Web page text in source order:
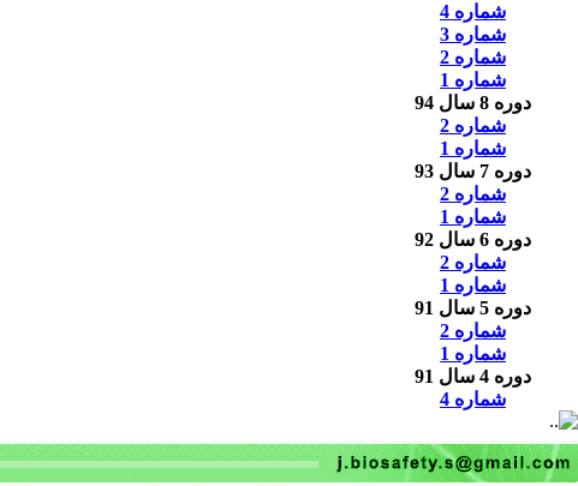
شماره 4
شماره 3
شماره 2
شماره 1
دوره 8 سال 94
شماره 2
شماره 1
دوره 7 سال 93
شماره 2
شماره 1
دوره 6 سال 92
شماره 2
شماره 1
دوره 5 سال 91
شماره 2
شماره 1
دوره 4 سال 91
شماره 4